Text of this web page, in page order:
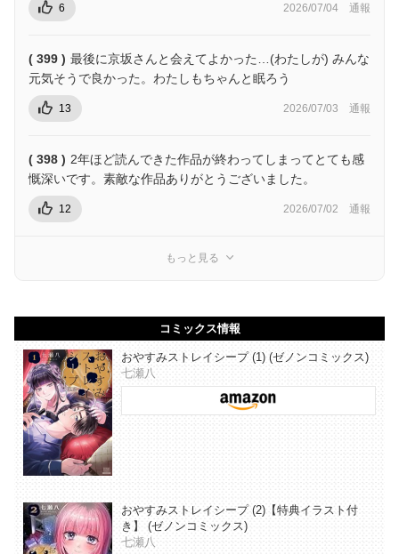
6 2026/07/04 通報
( 399 ) 最後に京坂さんと会えてよかった…(わたしが) みんな
元気そうで良かった。わたしもちゃんと眠ろう
13 2026/07/03 通報
( 398 ) 2年ほど読んできた作品が終わってしまってとても感
慨深いです。素敵な作品ありがとうございました。
12 2026/07/02 通報
もっと見る
コミックス情報
おやすみストレイシープ (1) (ゼノンコミックス)
七瀬八
おやすみストレイシープ (2)【特典イラスト付
き】 (ゼノンコミックス)
七瀬八